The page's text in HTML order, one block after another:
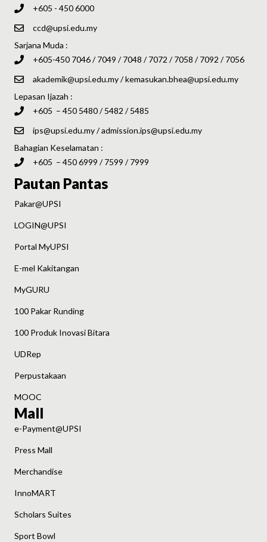
+605 - 450 6000
ccd@upsi.edu.my
Sarjana Muda :
+605-450 7046 / 7049 / 7048 / 7072 / 7058 / 7092 / 7056
akademik@upsi.edu.my/kemasukan.bhea@upsi.edu.my
Lepasan Ijazah :
+605 – 450 5480 / 5482 / 5485
ips@upsi.edu.my/admission.ips@upsi.edu.my
Bahagian Keselamatan :
+605 – 450 6999 / 7599 / 7999
Pautan Pantas
Pakar@UPSI
LOGIN@UPSI
Portal MyUPSI
E-mel Kakitangan
MyGURU
100 Pakar Runding
100 Produk Inovasi Bitara
UDRep
Perpustakaan
MOOC
Mall
e-Payment@UPSI
Press Mall
Merchandise
InnoMART
Scholars Suites
Sport Bowl